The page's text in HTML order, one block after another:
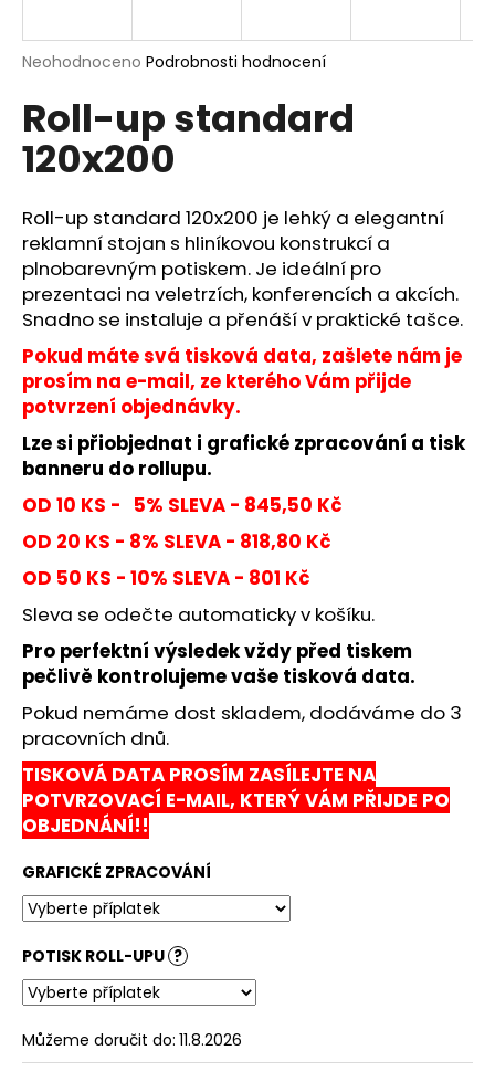
Průměrné
produktu
je
0,0
hvězdiček.
Neohodnoceno Podrobnosti hodnocení
Roll-up standard
120x200
Roll-up standard 120x200 je lehký a elegantní
reklamní stojan s hliníkovou konstrukcí a
plnobarevným potiskem. Je ideální pro
prezentaci na veletrzích, konferencích a akcích.
Snadno se instaluje a přenáší v praktické tašce.
Pokud máte svá tisková data, zašlete nám je
prosím na e-mail, ze kterého Vám přijde
potvrzení objednávky.
Lze si přiobjednat i grafické zpracování a tisk
banneru do rollupu.
OD 10 KS - 5% SLEVA - 845,50 Kč
OD 20 KS - 8% SLEVA - 818,80 Kč
OD 50 KS - 10% SLEVA - 801 Kč
Sleva se odečte automaticky v košíku.
Pro perfektní výsledek vždy před tiskem
pečlivě kontrolujeme vaše tisková data.
Pokud nemáme dost skladem, dodáváme do 3
pracovních dnů.
TISKOVÁ DATA PROSÍM ZASÍLEJTE NA
POTVRZOVACÍ E-MAIL, KTERÝ VÁM PŘIJDE PO
OBJEDNÁNÍ!!
GRAFICKÉ ZPRACOVÁNÍ
POTISK ROLL-UPU ?
Můžeme doručit do: 11.8.2026
j
t
?
HLEDAT
D
o
p
o
r
u
č
j
e
e
ČERNÝ
ROLL-
UP
STANDARD
100X200
715
Kč
Původně:
1
050
Kč